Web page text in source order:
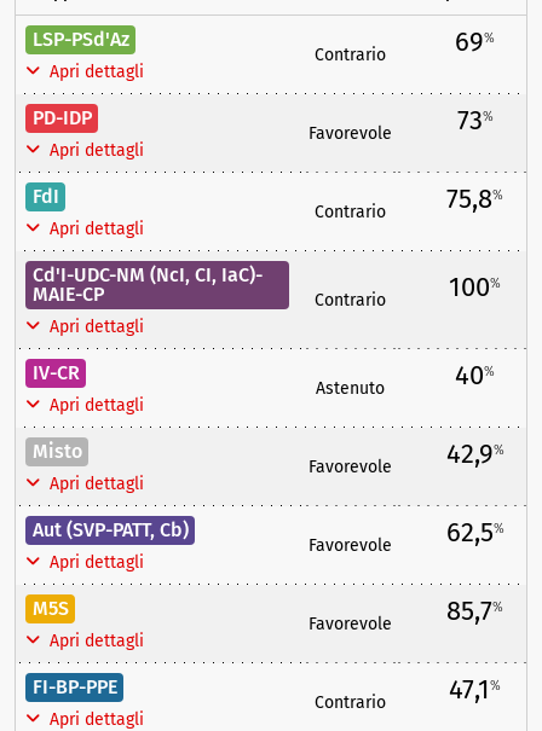
LSP-PSd'Az
Apri dettagli
Contrario 69%
PD-IDP
Apri dettagli
Favorevole 73%
FdI
Apri dettagli
Contrario 75,8%
Cd'I-UDC-NM (NcI, CI, IaC)-
MAIE-CP
Apri dettagli
Contrario 100%
IV-CR
Apri dettagli
Astenuto 40%
Misto
Apri dettagli
Favorevole 42,9%
Aut (SVP-PATT, Cb)
Apri dettagli
Favorevole 62,5%
M5S
Apri dettagli
Favorevole 85,7%
FI-BP-PPE
Apri dettagli
Contrario 47,1%